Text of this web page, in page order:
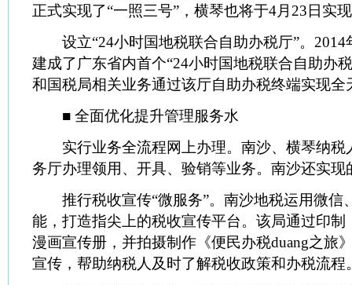
正式实现了“一照三号”，横琴也将于4月23日实
设立“24小时国地税联合自助办税厅”。2014
建成了广东省内首个“24小时国地税联合自助办
和国税局相关业务通过该厅自助办税终端实现全
■ 全面优化提升管理服务水
实行业务全流程网上办理。南沙、横琴纳税
务厅办理领用、开具、验销等业务。南沙还实现
推行税收宣传“微服务”。南沙地税运用微信
能，打造指尖上的税收宣传平台。该局通过印制
漫画宣传册，并拍摄制作《便民办税duang之旅
宣传，帮助纳税人及时了解税收政策和办税流程